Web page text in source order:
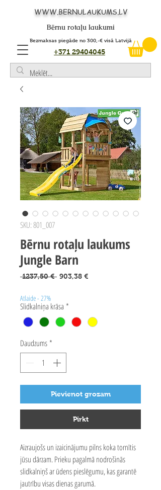
WWW.BERNULAUKUMS.LV
Bērnu rotaļu laukumi
Bezmaksas piegāde no 300,-€ visā Latvijā
+371 29404045
SKU: 801_007
Bērnu rotaļu laukums
Jungle Barn
1237,50 € Parastā
903,38 €
Atlaide - 27%
Slidkalniņa krāsa *
Daudzums *
Pievienot grozam
Pirkt
Aizraujošs un izaicinājumu pilns koka tornītis
jūsu dārzam. Prieku pagalmā nodrošinās
slidkalniņš ar ūdens pieslēgumu, kas garantē
jautrību visas dienas garumā.